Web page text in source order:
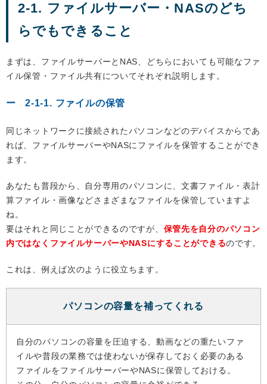
2-1. ファイルサーバー・NASのどち
らでもできること
まずは、ファイルサーバーとNAS、どちらにおいても可能なファ
イル保管・ファイル共有についてそれぞれ説明します。
2-1-1. ファイルの保管
同じネットワークに接続されたパソコンなどのデバイスからであ
れば、ファイルサーバーやNASにファイルを保管することができ
ます。
あなたも普段から、自分専用のパソコンに、文書ファイル・表計
算ファイル・画像などさまざまなファイルを保管していますよ
ね。
要はそれと同じことができるのですが、 保管先を自分のパソコン
内ではなくファイルサーバーやNASにすることができるのです。
これは、例えば次のように役立ちます。
パソコンの容量を補ってくれる
自分のパソコンの容量を圧迫する、動画などの重たいファ
イルや普段の業務では使わないが保存しておく必要のある
ファイルをファイルサーバーやNASに保管しておける。